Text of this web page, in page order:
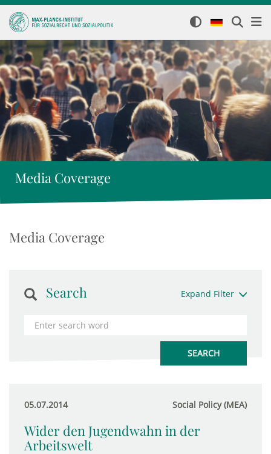
Media Coverage
Media Coverage
Search Expand Filter
05.07.2014 Social Policy (MEA)
Wider den Jugendwahn in der
Arbeitswelt